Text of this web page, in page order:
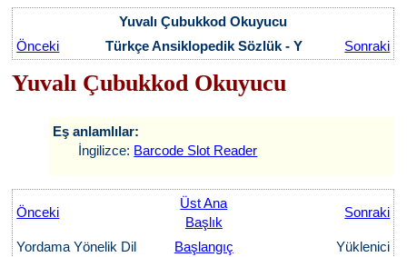
Yuvalı Çubukkod Okuyucu
Önceki
Türkçe Ansiklopedik Sözlük - Y Sonraki
Yuvalı Çubukkod Okuyucu
Eş anlamlılar:
İngilizce: Barcode Slot Reader
Önceki
Üst Ana
Başlık
Sonraki
Yordama Yönelik Dil Başlangıç
Yüklenici